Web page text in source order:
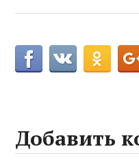
Добавить